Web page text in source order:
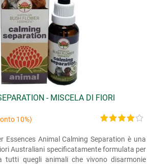
- MISCELA DI FIORI
10%)
Essences Animal Calming Separation è una
Australiani specificatamente formulata per
tutti quegli animali che vivono disarmonie